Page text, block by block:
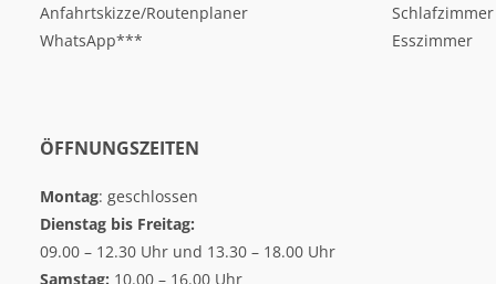
Anfahrtskizze/Routenplaner
WhatsApp***
Schlafzimmer
Esszimmer
ÖFFNUNGSZEITEN
Montag: geschlossen
Dienstag bis Freitag:
09.00 – 12.30 Uhr und 13.30 – 18.00 Uhr
Samstag: 10.00 – 16.00 Uhr